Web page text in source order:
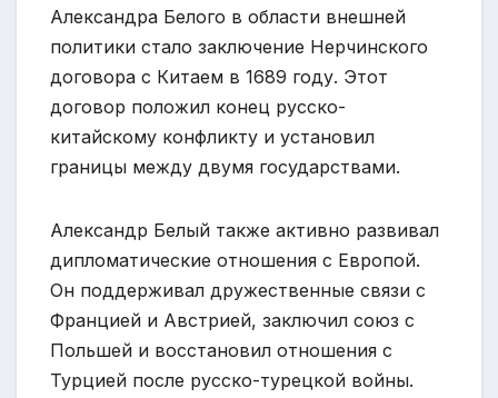
Александра Белого в области внешней
политики стало заключение Нерчинского
договора с Китаем в 1689 году. Этот
договор положил конец русско-
китайскому конфликту и установил
границы между двумя государствами.
Александр Белый также активно развивал
дипломатические отношения с Европой.
Он поддерживал дружественные связи с
Францией и Австрией, заключил союз с
Польшей и восстановил отношения с
Турцией после русско-турецкой войны.